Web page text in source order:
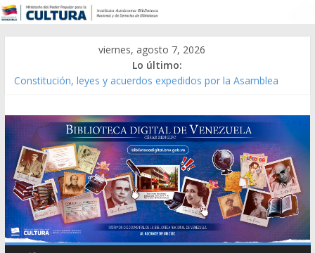
viernes, agosto 7, 2026
Lo último:
Constitución, leyes y acuerdos expedidos por la Asamblea
Modesta Bor Sánchez [material gráfico]
Gaceta Oficial de la República de Venezuela año CXXXIII Mes V,
Caracas 09 de marzo de 2006 N° 38.394
Catálogo temático de obras de Modesta Bor